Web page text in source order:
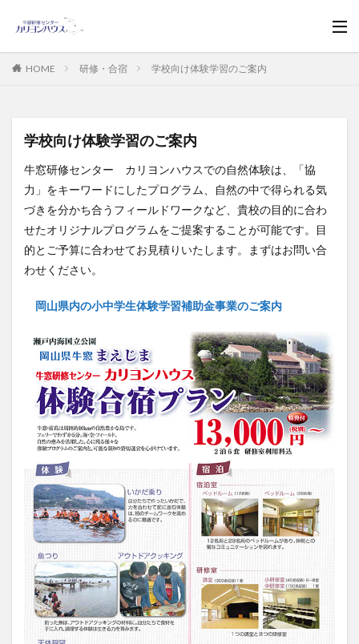
HOME 研修・合宿 学校向け体験学習のご案内
学校向け体験学習のご案内
牛窓研修センター カリヨンハウスでの自然体験は、「協
力」をキーワードにしたプログラム、自然の中で得られる気
づきを分かち合うフィールドワークなど、貴校の目的に合わ
せたオリジナルプログラムをご提案することが可能です。目
的とご予算に合わせてお見積りいたします。まずはお問い合
わせください。
岡山県内の小中学生体験学習補助金事業のご案内